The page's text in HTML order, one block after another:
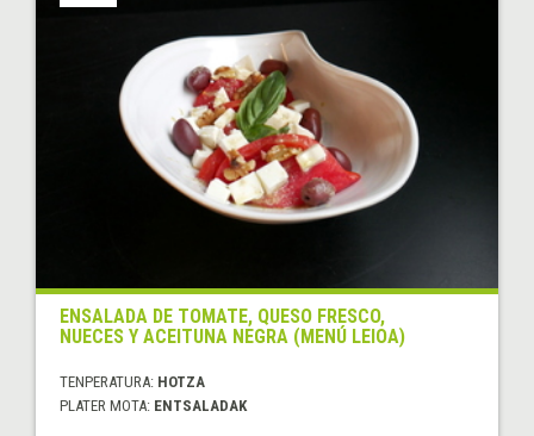
ENSALADA DE TOMATE, QUESO FRESCO,
NUECES Y ACEITUNA NEGRA (MENÚ LEIOA)
TENPERATURA: HOTZA
PLATER MOTA: ENTSALADAK